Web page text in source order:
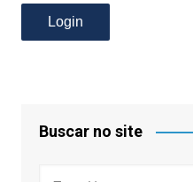
Buscar no site